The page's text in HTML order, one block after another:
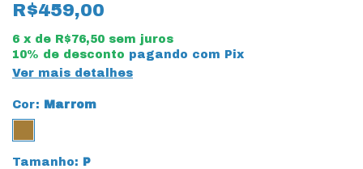
R$459,00
6 x de R$76,50 sem juros
10% de desconto pagando com Pix
Ver mais detalhes
Cor: Marrom
Tamanho: P